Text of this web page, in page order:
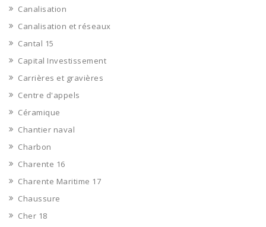
Canalisation
Canalisation et réseaux
Cantal 15
Capital Investissement
Carrières et gravières
Centre d'appels
Céramique
Chantier naval
Charbon
Charente 16
Charente Maritime 17
Chaussure
Cher 18